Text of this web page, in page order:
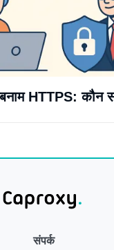
HTTPS: कौन
संपर्क